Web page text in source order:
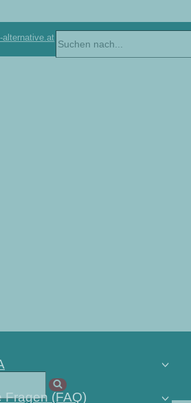
alternative.at
nach …
Fragen (FAQ)